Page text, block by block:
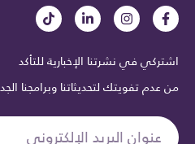
اشتركي في نشرتنا الإخبارية للتأكد
من عدم تفويتك لتحديثاتنا وبرامجنا